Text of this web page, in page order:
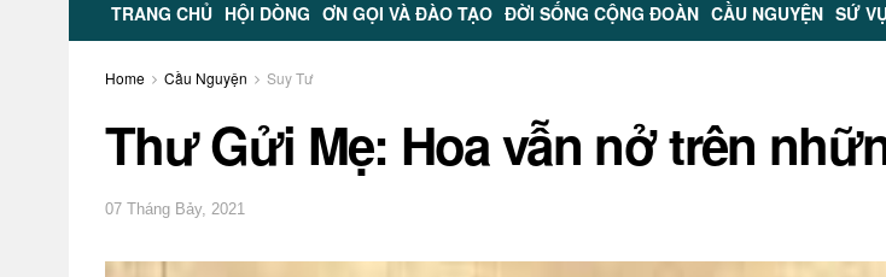
TRANG CHỦ HỘI DÒNG ƠN GỌI VÀ ĐÀO TẠO ĐỜI SỐNG CỘNG ĐOÀN CẦU NGUYỆN SỨ
Home Cầu Nguyện Suy Tư
Thư Gửi Mẹ: Hoa vẫn nở trên
07 Tháng Bảy, 2021